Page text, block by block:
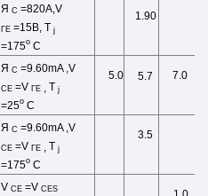
ЯC=820A,V
ГЕ=15В,Tj
=175o C
1.90
ЯC=9.60mA ,V
СЕ=VГЕ , Tj
=25o C
5.0 5.7 7.0
ЯC=9.60mA ,V
СЕ=VГЕ , Tj
=175o C
3.5
VСЕ=VCES